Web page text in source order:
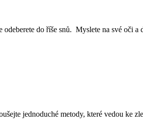
do říše snů. Myslete na své oči
jednoduché metody, které vedou ke